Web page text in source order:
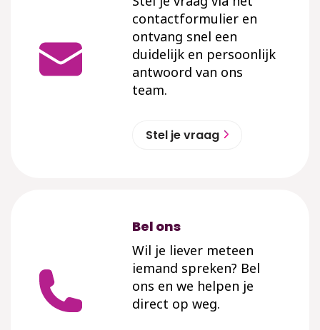
contactformulier en
ontvang snel een
duidelijk en persoonlijk
antwoord van ons
team.
Stel je vraag
Bel ons
Wil je liever meteen
iemand spreken? Bel
ons en we helpen je
direct op weg.